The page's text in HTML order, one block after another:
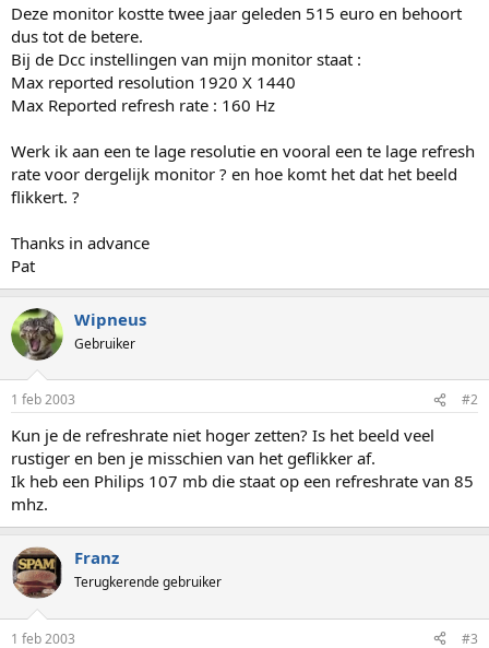
Deze monitor kostte twee jaar geleden 515 euro en behoort
dus tot de betere.
Bij de Dcc instellingen van mijn monitor staat :
Max reported resolution 1920 X 1440
Max Reported refresh rate : 160 Hz
Werk ik aan een te lage resolutie en vooral een te lage refresh
rate voor dergelijk monitor ? en hoe komt het dat het beeld
flikkert. ?
Thanks in advance
Pat
Wipneus
Gebruiker
1 feb 2003 #2
Kun je de refreshrate niet hoger zetten? Is het beeld veel
rustiger en ben je misschien van het geflikker af.
Ik heb een Philips 107 mb die staat op een refreshrate van 85
mhz.
Franz
Terugkerende gebruiker
1 feb 2003 #3